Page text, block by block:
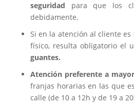
seguridad para que los
debidamente.
Si en la atención al cliente
físico, resulta obligatorio el
guantes.
Atención preferente a
franjas horarias en las que
calle (de 10 a 12h y de 19 a